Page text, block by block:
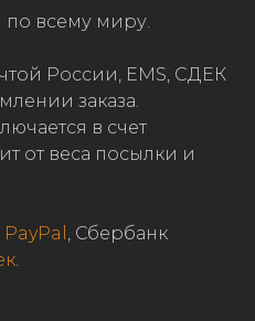
по всему миру.
России, EMS, СДЕК
заказа.
в счет
от веса посылки и
PayPal , Сбербанк
.